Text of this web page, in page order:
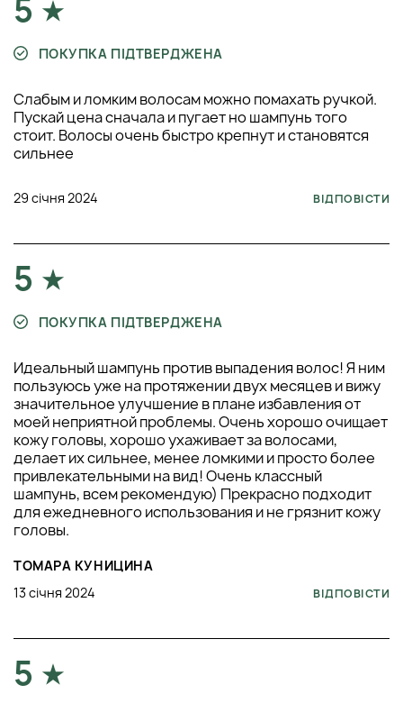
5
ПОКУПКА ПІДТВЕРДЖЕНА
Слабым и ломким волосам можно помахать ручкой.
Пускай цена сначала и пугает но шампунь того
стоит. Волосы очень быстро крепнут и становятся
сильнее
29 січня 2024 ВІДПОВІСТИ
5
ПОКУПКА ПІДТВЕРДЖЕНА
Идеальный шампунь против выпадения волос! Я ним
пользуюсь уже на протяжении двух месяцев и вижу
значительное улучшение в плане избавления от
моей неприятной проблемы. Очень хорошо очищает
кожу головы, хорошо ухаживает за волосами,
делает их сильнее, менее ломкими и просто более
привлекательными на вид! Очень классный
шампунь, всем рекомендую) Прекрасно подходит
для ежедневного использования и не грязнит кожу
головы.
ТОМАРА КУНИЦИНА
13 січня 2024
ВІДПОВІСТИ
5